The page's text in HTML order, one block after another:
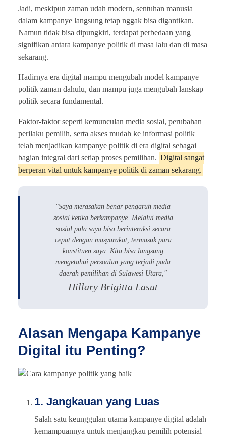
Jadi, meskipun zaman udah modern, sentuhan manusia
dalam kampanye langsung tetap nggak bisa digantikan.
Namun tidak bisa dipungkiri, terdapat perbedaan yang
signifikan antara kampanye politik di masa lalu dan di masa
sekarang.
Hadirnya era digital mampu mengubah model kampanye
politik zaman dahulu, dan mampu juga mengubah lanskap
politik secara fundamental.
Faktor-faktor seperti kemunculan media sosial, perubahan
perilaku pemilih, serta akses mudah ke informasi politik
telah menjadikan kampanye politik di era digital sebagai
bagian integral dari setiap proses pemilihan. Digital sangat
berperan vital untuk kampanye politik di zaman sekarang.
"Saya merasakan benar pengaruh media
sosial ketika berkampanye. Melalui media
sosial pula saya bisa berinteraksi secara
cepat dengan masyarakat, termasuk para
konstituen saya. Kita bisa langsung
mengetahui persoalan yang terjadi pada
daerah pemilihan di Sulawesi Utara,"
Hillary Brigitta Lasut
Alasan Mengapa Kampanye
Digital itu Penting?
1. Jangkauan yang Luas
Salah satu keunggulan utama kampanye digital adalah
kemampuannya untuk menjangkau pemilih potensial